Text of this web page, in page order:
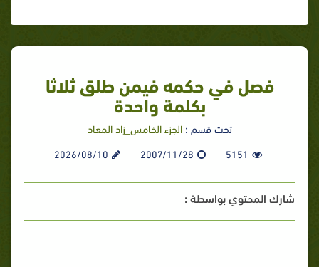
فصل في حكمه فيمن طلق ثلاثا
بكلمة واحدة
تحت قسم :الجزء الخامس_زاد المعاد
5151
2007/11/28
2026/08/10
شارك المحتوي بواسطة :